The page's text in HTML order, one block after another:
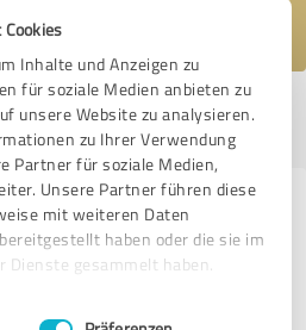
Inhalte und Anzeigen zu
für soziale Medien anbieten zu
unsere Website zu analysieren.
zu Ihrer Verwendung
Partner für soziale Medien,
Unsere Partner führen diese
mit weiteren Daten
haben oder die sie im
Dienste gesammelt haben.
Aktualisierung: 05.08.2026|Profil
melden
zu weiteren
dem Bereich